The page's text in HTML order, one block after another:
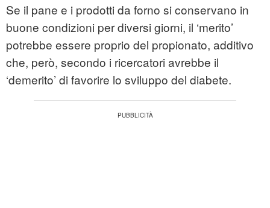
Se il pane e i prodotti da forno si conservano in
buone condizioni per diversi giorni, il ‘merito’
potrebbe essere proprio del propionato, additivo
che, però, secondo i ricercatori avrebbe il
‘demerito’ di favorire lo sviluppo del diabete.